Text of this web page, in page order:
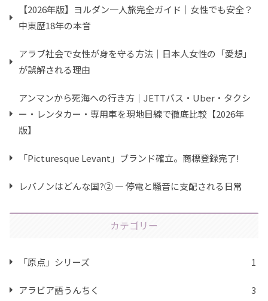
【2026年版】ヨルダン一人旅完全ガイド｜女性でも安全？
中東歴18年の本音
アラブ社会で女性が身を守る方法｜日本人女性の「愛想」
が誤解される理由
アンマンから死海への行き方｜JETTバス・Uber・タクシ
ー・レンタカー・専用車を現地目線で徹底比較【2026年
版】
「Picturesque Levant」ブランド確立。商標登録完了!
レバノンはどんな国?② ― 停電と騒音に支配される日常
カテゴリー
「原点」シリーズ 1
アラビア語うんちく 3